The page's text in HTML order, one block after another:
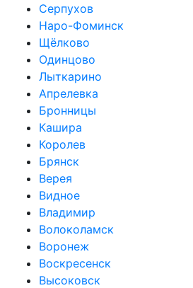
Серпухов
Наро-Фоминск
Щёлково
Одинцово
Лыткарино
Апрелевка
Бронницы
Кашира
Королев
Брянск
Верея
Видное
Владимир
Волоколамск
Воронеж
Воскресенск
Высоковск